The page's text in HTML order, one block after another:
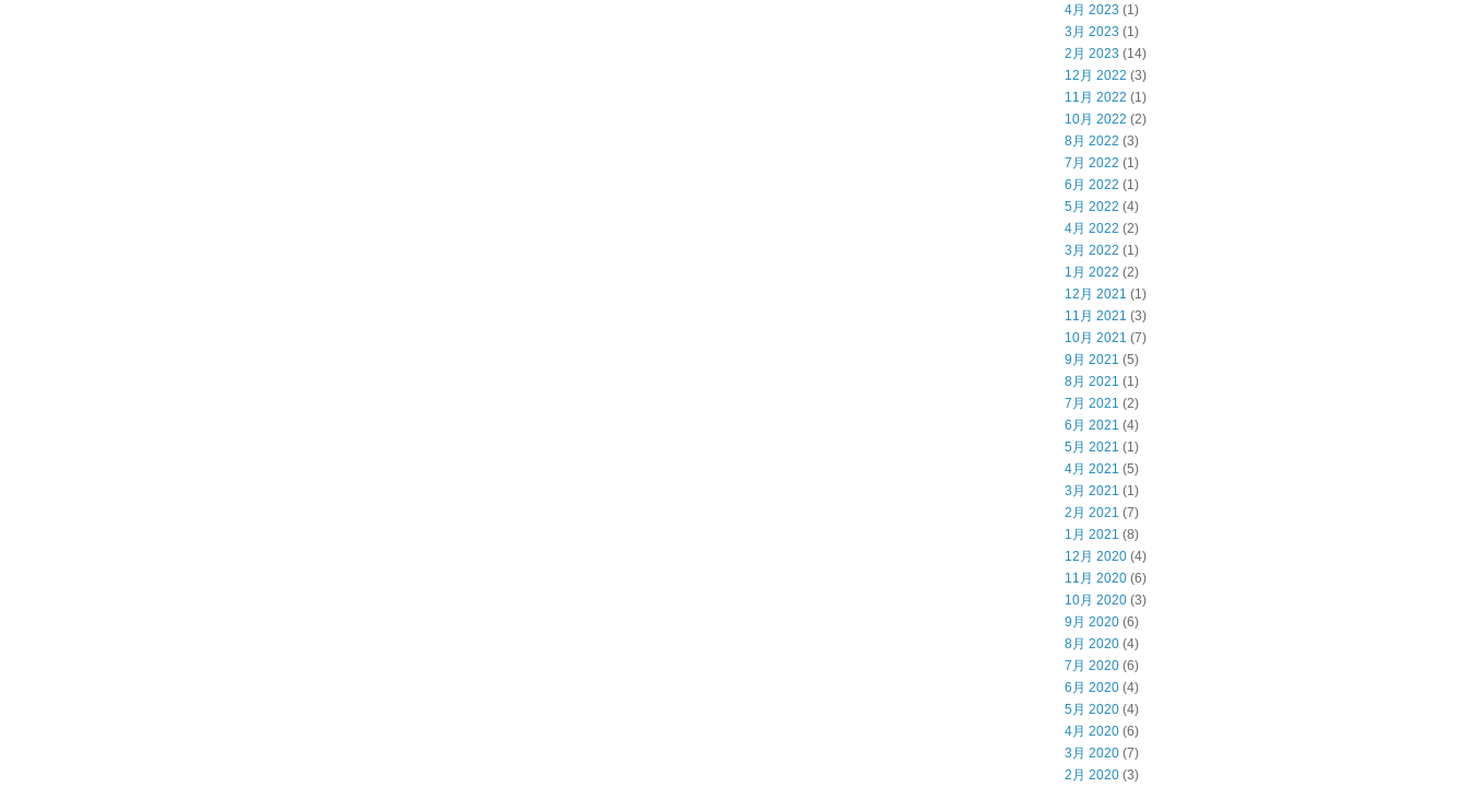
4月 2023 (1)
3月 2023 (1)
2月 2023 (14)
12月 2022 (3)
11月 2022 (1)
10月 2022 (2)
8月 2022 (3)
7月 2022 (1)
6月 2022 (1)
5月 2022 (4)
4月 2022 (2)
3月 2022 (1)
1月 2022 (2)
12月 2021 (1)
11月 2021 (3)
10月 2021 (7)
9月 2021 (5)
8月 2021 (1)
7月 2021 (2)
6月 2021 (4)
5月 2021 (1)
4月 2021 (5)
3月 2021 (1)
2月 2021 (7)
1月 2021 (8)
12月 2020 (4)
11月 2020 (6)
10月 2020 (3)
9月 2020 (6)
8月 2020 (4)
7月 2020 (6)
6月 2020 (4)
5月 2020 (4)
4月 2020 (6)
3月 2020 (7)
2月 2020 (3)